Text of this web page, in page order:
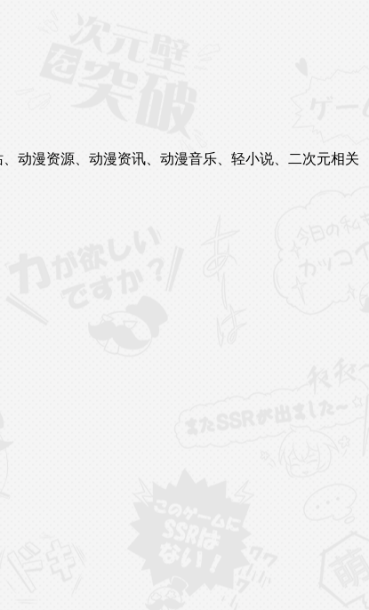
动漫资源、动漫资讯、动漫音乐、轻小说、二次元相关